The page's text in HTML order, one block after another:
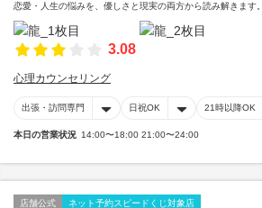
恋愛・人生の悩みを、優しさと現実の両方から読み解きます。
3.08
心理カウンセリング
出張・訪問専門 日祝OK 21時以降OK
本日の営業状況 14:00〜18:00 21:00〜24:00
店舗公式 ネット予約スピードくじ対象店